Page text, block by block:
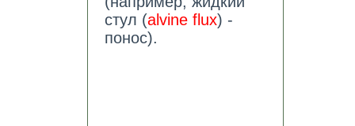
стул (alvine flux) -
понос).